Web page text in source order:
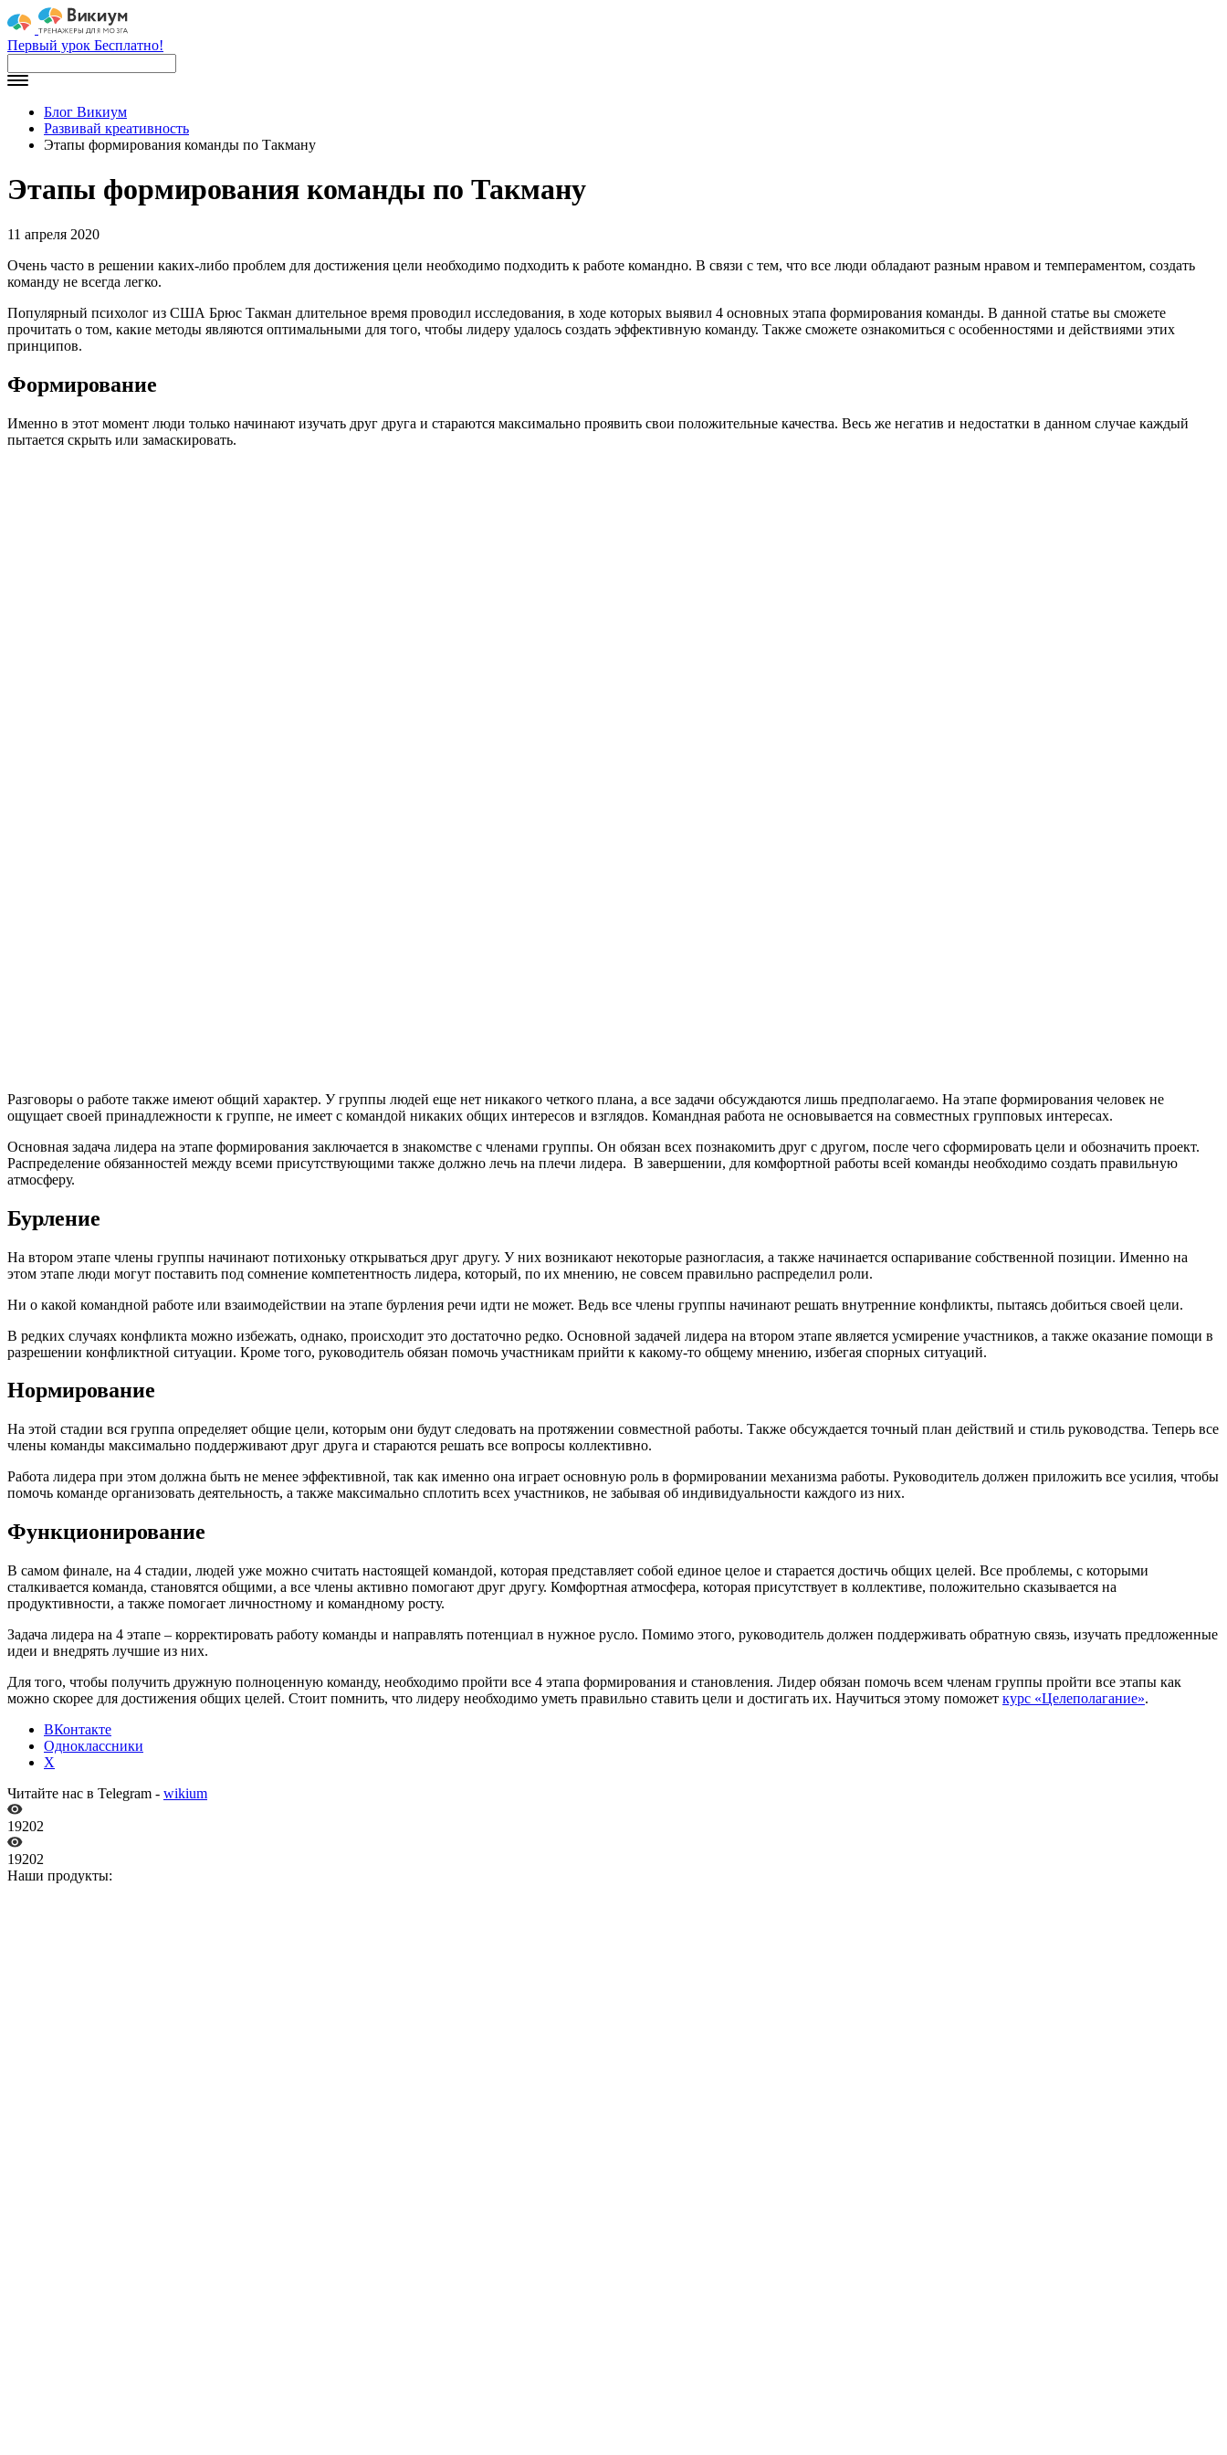
Первый урок Бесплатно!
Блог Викиум
Развивай креативность
Этапы формирования команды по Такману
Этапы формирования команды по Такману
11 апреля 2020
Очень часто в решении каких-либо проблем для достижения цели необходимо подходить к работе командно. В связи с тем, что все люди обладают разным нравом и темпераментом, создать
команду не всегда легко.
Популярный психолог из США Брюс Такман длительное время проводил исследования, в ходе которых выявил 4 основных этапа формирования команды. В данной статье вы сможете
прочитать о том, какие методы являются оптимальными для того, чтобы лидеру удалось создать эффективную команду. Также сможете ознакомиться с особенностями и действиями этих
принципов.
Формирование
Именно в этот момент люди только начинают изучать друг друга и стараются максимально проявить свои положительные качества. Весь же негатив и недостатки в данном случае каждый
пытается скрыть или замаскировать.
Разговоры о работе также имеют общий характер. У группы людей еще нет никакого четкого плана, а все задачи обсуждаются лишь предполагаемо. На этапе формирования человек не
ощущает своей принадлежности к группе, не имеет с командой никаких общих интересов и взглядов. Командная работа не основывается на совместных групповых интересах.
Основная задача лидера на этапе формирования заключается в знакомстве с членами группы. Он обязан всех познакомить друг с другом, после чего сформировать цели и обозначить проект.
Распределение обязанностей между всеми присутствующими также должно лечь на плечи лидера. В завершении, для комфортной работы всей команды необходимо создать правильную
атмосферу.
Бурление
На втором этапе члены группы начинают потихоньку открываться друг другу. У них возникают некоторые разногласия, а также начинается оспаривание собственной позиции. Именно на
этом этапе люди могут поставить под сомнение компетентность лидера, который, по их мнению, не совсем правильно распределил роли.
Ни о какой командной работе или взаимодействии на этапе бурления речи идти не может. Ведь все члены группы начинают решать внутренние конфликты, пытаясь добиться своей цели.
В редких случаях конфликта можно избежать, однако, происходит это достаточно редко. Основной задачей лидера на втором этапе является усмирение участников, а также оказание помощи в
разрешении конфликтной ситуации. Кроме того, руководитель обязан помочь участникам прийти к какому-то общему мнению, избегая спорных ситуаций.
Нормирование
На этой стадии вся группа определяет общие цели, которым они будут следовать на протяжении совместной работы. Также обсуждается точный план действий и стиль руководства. Теперь все
члены команды максимально поддерживают друг друга и стараются решать все вопросы коллективно.
Работа лидера при этом должна быть не менее эффективной, так как именно она играет основную роль в формировании механизма работы. Руководитель должен приложить все усилия, чтобы
помочь команде организовать деятельность, а также максимально сплотить всех участников, не забывая об индивидуальности каждого из них.
Функционирование
В самом финале, на 4 стадии, людей уже можно считать настоящей командой, которая представляет собой единое целое и старается достичь общих целей. Все проблемы, с которыми
сталкивается команда, становятся общими, а все члены активно помогают друг другу. Комфортная атмосфера, которая присутствует в коллективе, положительно сказывается на
продуктивности, а также помогает личностному и командному росту.
Задача лидера на 4 этапе – корректировать работу команды и направлять потенциал в нужное русло. Помимо этого, руководитель должен поддерживать обратную связь, изучать предложенные
идеи и внедрять лучшие из них.
Для того, чтобы получить дружную полноценную команду, необходимо пройти все 4 этапа формирования и становления. Лидер обязан помочь всем членам группы пройти все этапы как
можно скорее для достижения общих целей. Стоит помнить, что лидеру необходимо уметь правильно ставить цели и достигать их. Научиться этому поможет курс «Целеполагание».
ВКонтакте
Одноклассники
X
Читайте нас в Telegram - wikium
19202
19202
Наши продукты: